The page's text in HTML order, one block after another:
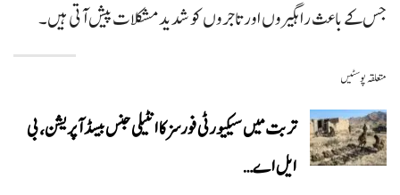
جس کے باعث راہگیروں اور تاجروں کو شدید مشکلات پیش آتی ہیں۔
متعلقہ پوسٹیں
تربت میں سیکیورٹی فورسز کا انٹیلی جنس بیسڈ آپریشن، بی
ایل اے…